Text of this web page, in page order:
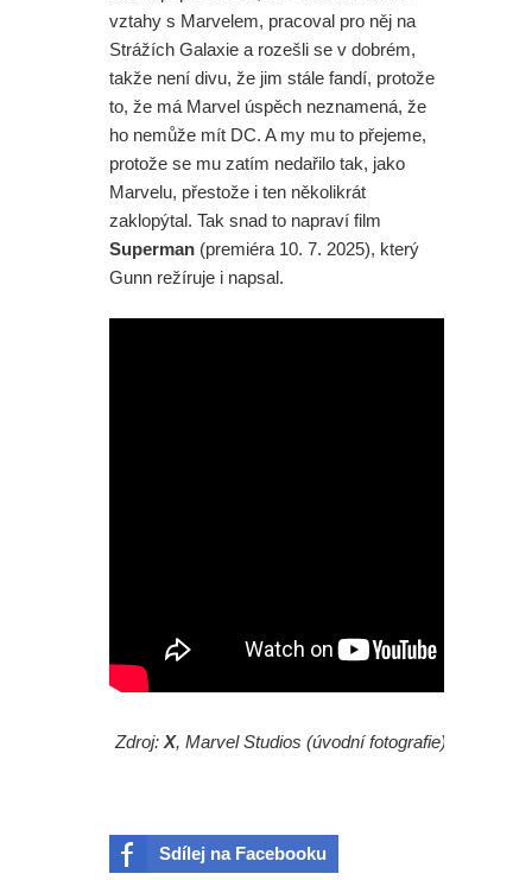
vztahy s Marvelem, pracoval pro něj na
Strážích Galaxie a rozešli se v dobrém,
takže není divu, že jim stále fandí, protože
to, že má Marvel úspěch neznamená, že
ho nemůže mít DC. A my mu to přejeme,
protože se mu zatím nedařilo tak, jako
Marvelu, přestože i ten několikrát
zaklopýtal. Tak snad to napraví film
Superman (premiéra 10. 7. 2025), který
Gunn režíruje i napsal.
Zdroj: X, Marvel Studios (úvodní fotografie)
Sdílej na Facebooku